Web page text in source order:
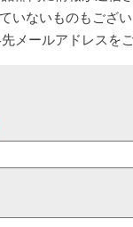
いないものもござ
メールアドレスを